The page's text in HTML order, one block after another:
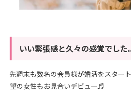
いい緊張感と久々の感覚でした。
先週末も数名の会員様が婚活をスター
望の女性もお見合いデビュー♬